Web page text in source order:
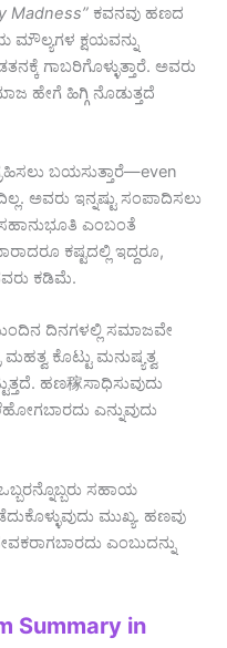
Madness” ಕವನವು ಹಣದ
ಮೌಲ್ಯಗಳ ಕ್ಷಯವನ್ನು
ಗಾಬರಿಗೊಳ್ಳುತ್ತಾರೆ. ಅವರು
ಹೇಗೆ ಹಿಗ್ಗಿ ನೊಡುತ್ತದೆ
ಬಯಸುತ್ತಾರೆ—even
ಅವರು ಇನ್ನಷ್ಟು ಸಂಪಾದಿಸಲು
ಎಂಬಂತೆ
ಕಷ್ಟದಲ್ಲಿ ಇದ್ದರೂ,
ಕಡಿಮೆ.
ದಿನಗಳಲ್ಲಿ ಸಮಾಜವೇ
ಕೊಟ್ಟು ಮನುಷ್ಯತ್ವ
ಹಣ稼ಸಾಧಿಸುವುದು
ಎನ್ನುವುದು
ಸಹಾಯ
ಮುಖ್ಯ. ಹಣವು
ಎಂಬುದನ್ನು
Summary in